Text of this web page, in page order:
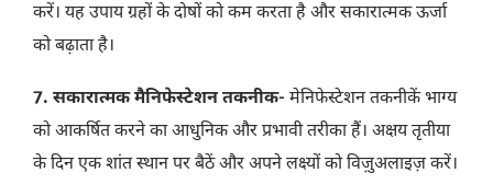
करें। यह उपाय ग्रहों के दोषों को कम करता है और सकारात्मक ऊर्जा
को बढ़ाता है।
7. सकारात्मक मैनिफेस्टेशन तकनीक- मेनिफेस्टेशन तकनीकें भाग्य
को आकर्षित करने का आधुनिक और प्रभावी तरीका हैं। अक्षय तृतीया
के दिन एक शांत स्थान पर बैठें और अपने लक्ष्यों को विज़ुअलाइज़ करें।